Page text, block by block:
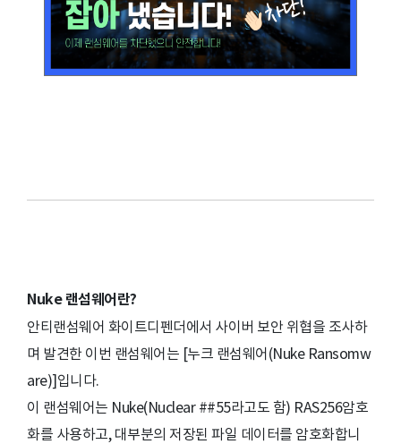
Nuke랜섬웨어란?
안티랜섬웨어 화이트디펜더에서 사이버 보안 위협을 조사하
며 발견한 이번 랜섬웨어는 [누크 랜섬웨어(Nuke Ransomw
are)]입니다.
이 랜섬웨어는 Nuke(Nuclear ##55라고도 함) RAS256암호
화를 사용하고, 대부분의 저장된 파일 데이터를 암호화합니